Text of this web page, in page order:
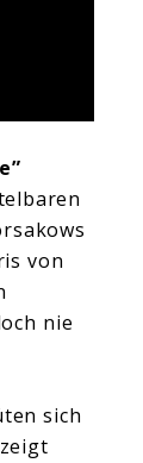
von
nie
sich